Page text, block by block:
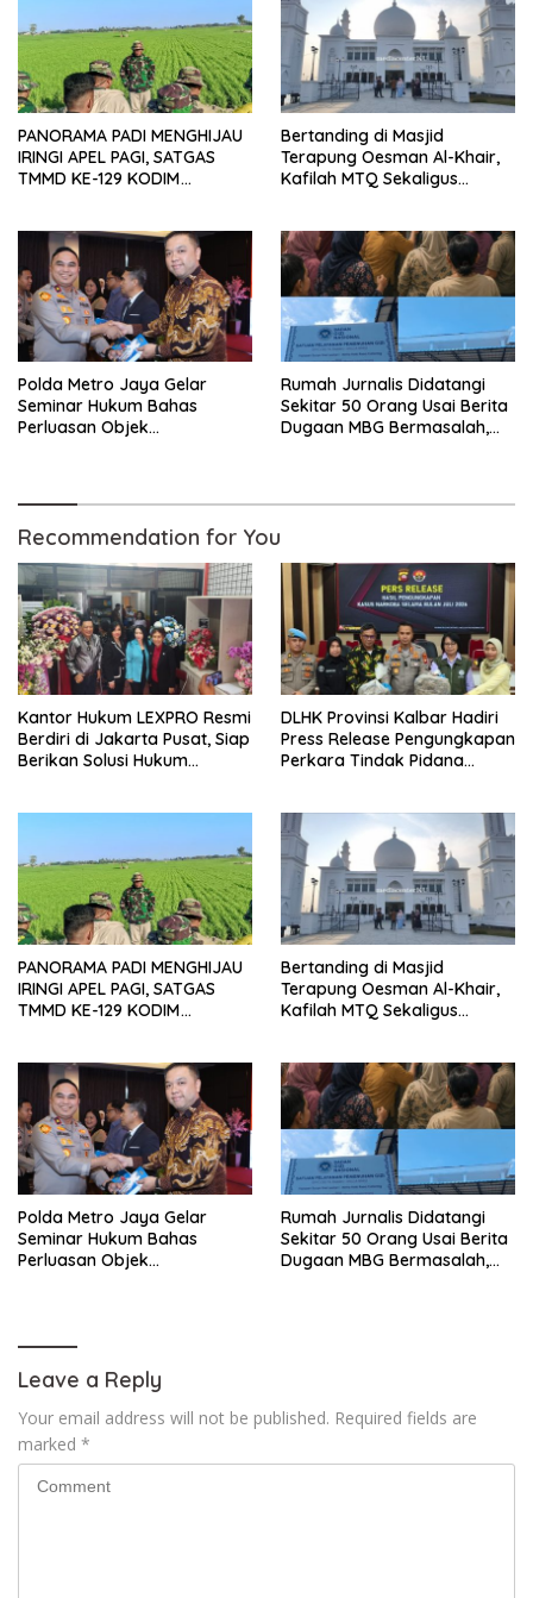
PANORAMA PADI MENGHIJAU
IRINGI APEL PAGI, SATGAS
TMMD KE-129 KODIM
Bertanding di Masjid
Terapung Oesman Al-Khair,
Kafilah MTQ Sekaligus
Polda Metro Jaya Gelar
Seminar Hukum Bahas
Perluasan Objek
Rumah Jurnalis Didatangi
Sekitar 50 Orang Usai Berita
Dugaan MBG Bermasalah,
Recommendation for You
Kantor Hukum LEXPRO Resmi
Berdiri di Jakarta Pusat, Siap
Berikan Solusi Hukum
DLHK Provinsi Kalbar Hadiri
Press Release Pengungkapan
Perkara Tindak Pidana
PANORAMA PADI MENGHIJAU
IRINGI APEL PAGI, SATGAS
TMMD KE-129 KODIM
Bertanding di Masjid
Terapung Oesman Al-Khair,
Kafilah MTQ Sekaligus
Polda Metro Jaya Gelar
Seminar Hukum Bahas
Perluasan Objek
Rumah Jurnalis Didatangi
Sekitar 50 Orang Usai Berita
Dugaan MBG Bermasalah,
Leave a Reply
Your email address will not be published. Required fields are
marked *